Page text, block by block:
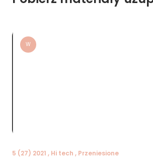
W
5 (27) 2021 , Hi tech , Przeniesione